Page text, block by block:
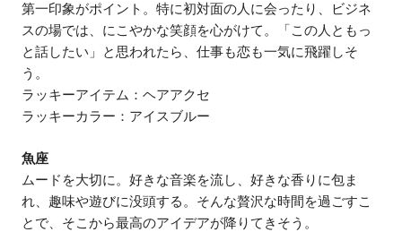
第一印象がポイント。特に初対面の人に会ったり、ビジネ
スの場では、にこやかな笑顔を心がけて。「この人ともっ
と話したい」と思われたら、仕事も恋も一気に飛躍しそ
う。
ラッキーアイテム：ヘアアクセ
ラッキーカラー：アイスブルー
魚座
ムードを大切に。好きな音楽を流し、好きな香りに包ま
れ、趣味や遊びに没頭する。そんな贅沢な時間を過ごすこ
とで、そこから最高のアイデアが降りてきそう。